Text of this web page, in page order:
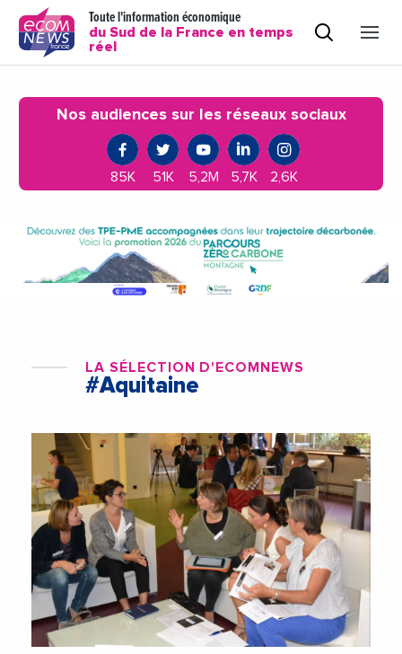
Toute l'information économique
du Sud de la France en temps
réel
Nos audiences sur les réseaux sociaux
85K 51K 5,2M 5,7K 2,6K
LA SÉLECTION D'ECOMNEWS
#Aquitaine